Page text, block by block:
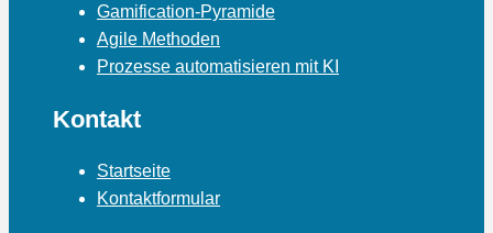
Gamification-Pyramide
Agile Methoden
Prozesse automatisieren mit KI
Kontakt
Startseite
Kontaktformular